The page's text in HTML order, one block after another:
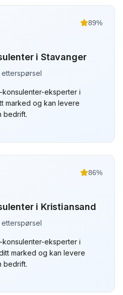
89%
i Stavanger
etterspørsel
konsulenter-eksperter i
marked og kan levere
bedrift.
86%
i Kristiansand
etterspørsel
konsulenter-eksperter i
marked og kan levere
bedrift.